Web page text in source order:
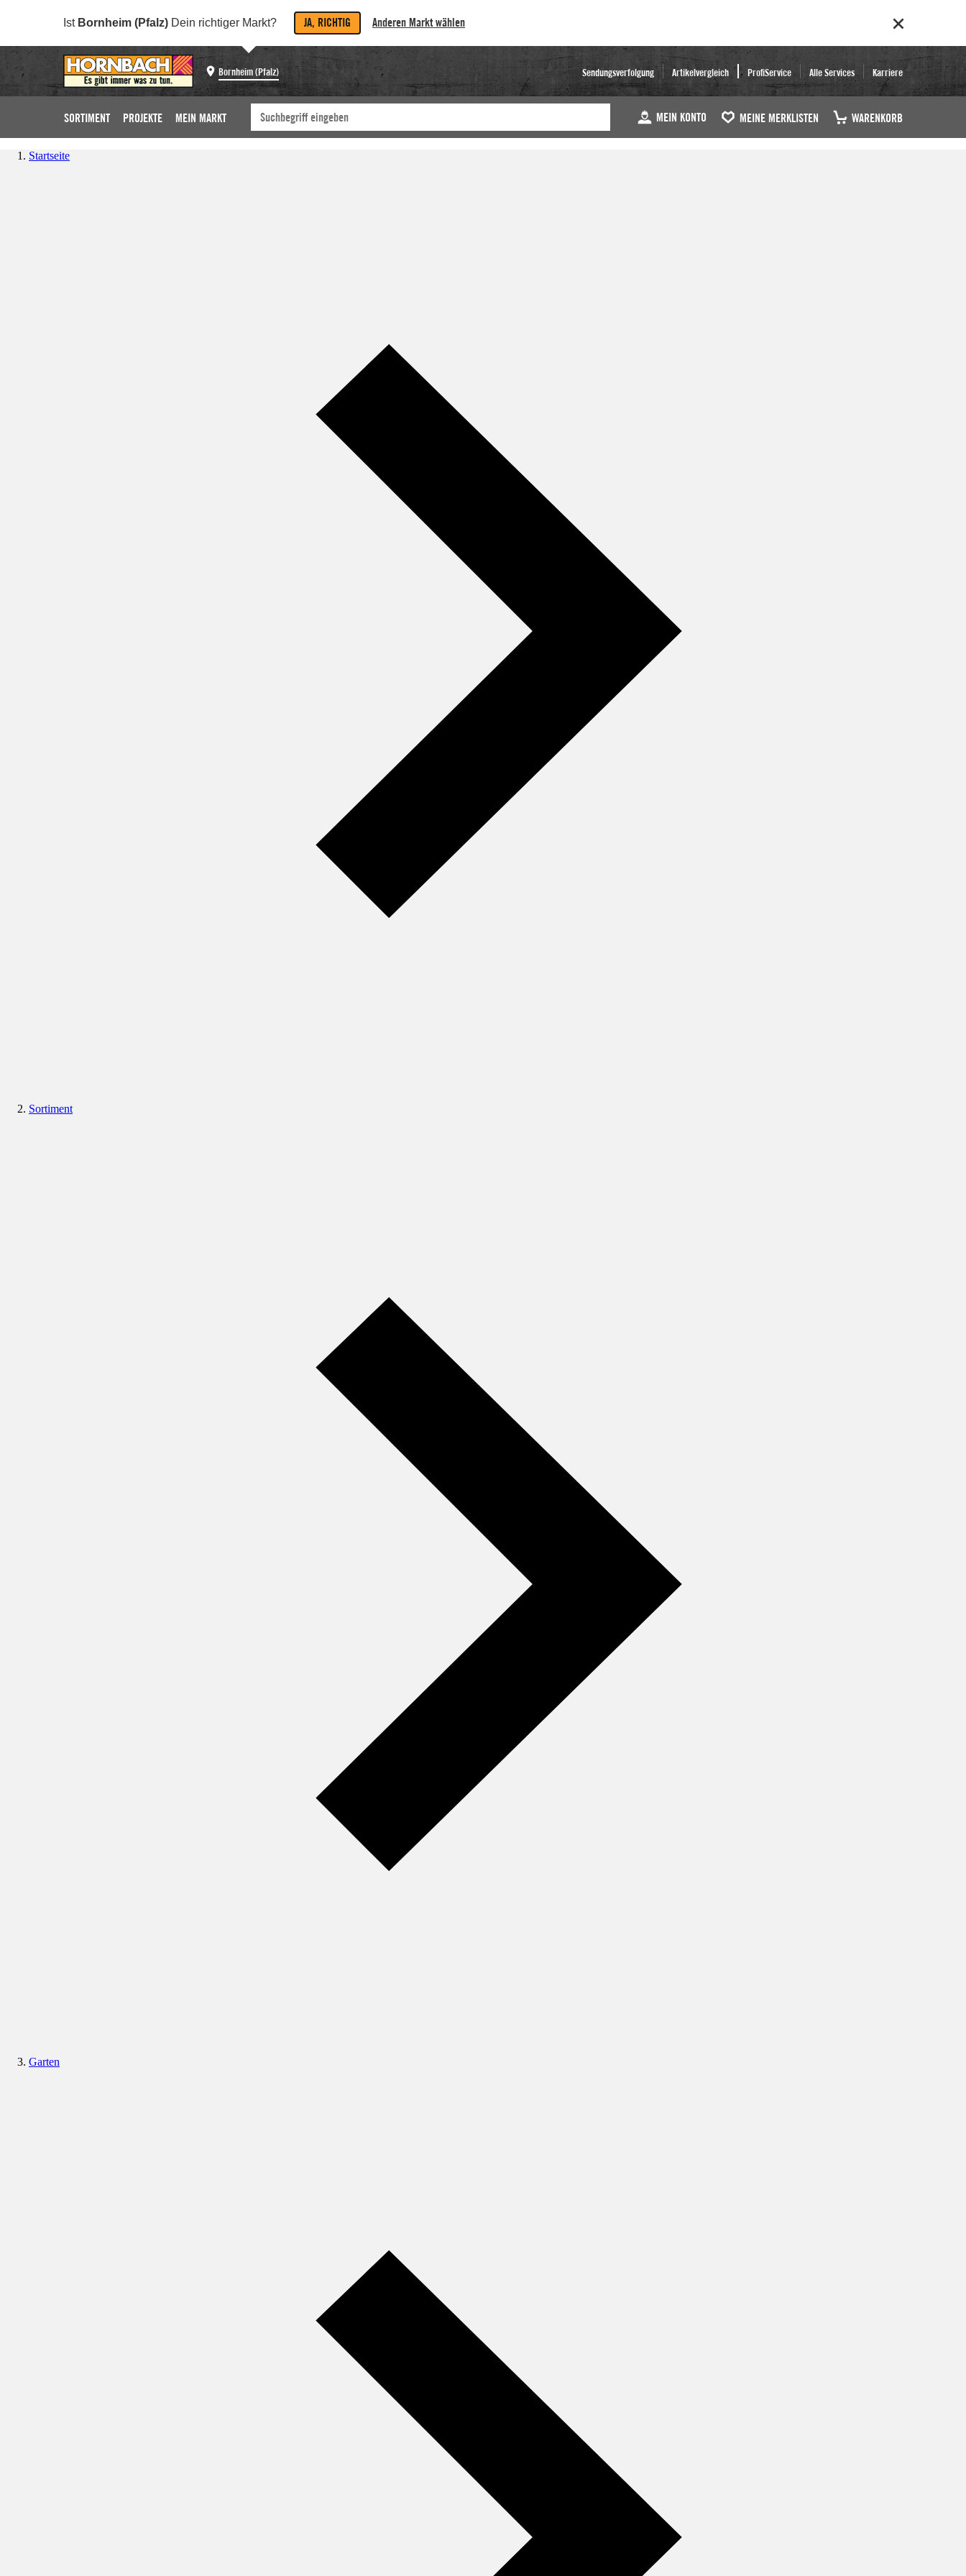
Ist Bornheim (Pfalz) Dein richtiger Markt? JA, RICHTIG Anderen Markt wählen
Bornheim (Pfalz) Sendungsverfolgung Artikelvergleich ProfiService Alle Services Karriere
SORTIMENT PROJEKTE MEIN MARKT MEIN KONTO MEINE MERKLISTEN WARENKORB
Startseite
Sortiment
Garten